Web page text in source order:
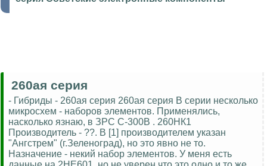
260ая серия
- Гибриды - 260ая серия 260ая серия В серии несколько
микросхем - наборов элементов. Применялись,
насколько язнаю, в ЗРС С-300В . 260НК1
Производитель - ??. В [1] производителем указан
"Ангстрем" (г.Зеленоград), но это явно не то.
Назначение - некий набор элементов. У меня есть